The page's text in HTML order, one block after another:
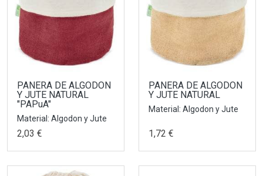
PANERA DE ALGODON
Y JUTE NATURAL
"PAPuA"
Material: Algodon y Jute
2,03 €
PANERA DE ALGODON
Y JUTE NATURAL
Material: Algodon y Jute
1,72 €